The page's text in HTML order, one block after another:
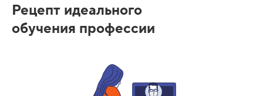
Рецепт идеального
обучения профессии